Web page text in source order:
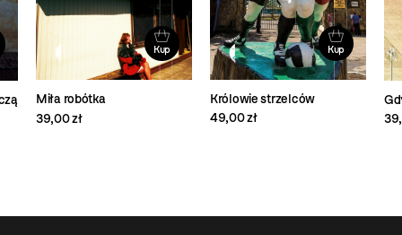
Kup
Miła robótka
39,00 zł
Kup
Królowie strzelców
49,00 zł